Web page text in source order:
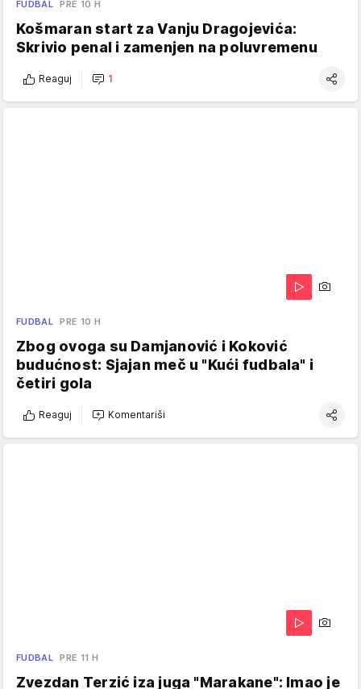
FUDBAL PRE 10 H
Košmaran start za Vanju Dragojevića:
Skrivio penal i zamenjen na poluvremenu
Reaguj 1
FUDBAL PRE 10 H
Zbog ovoga su Damjanović i Koković
budućnost: Sjajan meč u "Kući fudbala" i
četiri gola
Reaguj Komentariši
FUDBAL PRE 11 H
Zvezdan Terzić iza juga "Marakane": Imao je